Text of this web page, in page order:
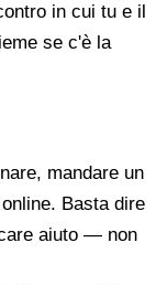
in cui tu e il
se c'è la
mandare un
Basta dire
aiuto — non